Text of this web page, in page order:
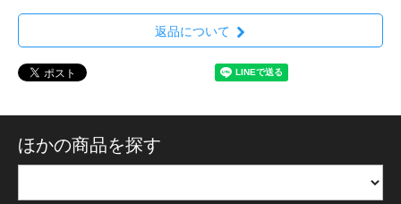
返品について
ほかの商品を探す